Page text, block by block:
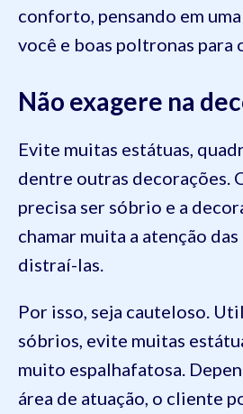
conforto, pensando em
você e boas poltronas para
Não exagere na
Evite muitas estátuas,
dentre outras decorações.
precisa ser sóbrio e a
chamar muita a atenção das
distraí-las.
Por isso, seja cauteloso.
sóbrios, evite muitas
muito espalhafatosa.
área de atuação, o cliente